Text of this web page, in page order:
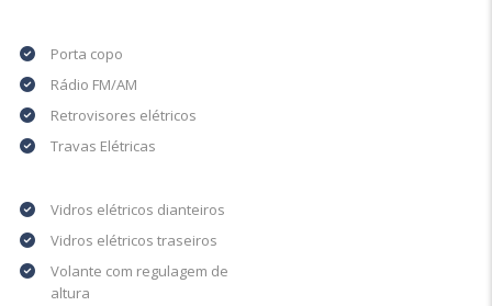
Porta copo
Rádio FM/AM
Retrovisores elétricos
Travas Elétricas
Vidros elétricos dianteiros
Vidros elétricos traseiros
Volante com regulagem de
altura